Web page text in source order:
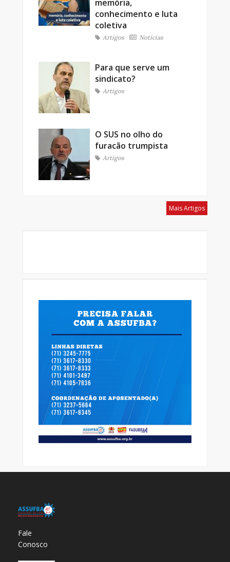
memória,
conhecimento e luta
coletiva
Artigos Notícias
Para que serve um
sindicato?
Artigos
O SUS no olho do
furacão trumpista
Artigos
Mais Artigos
Fale
Conosco